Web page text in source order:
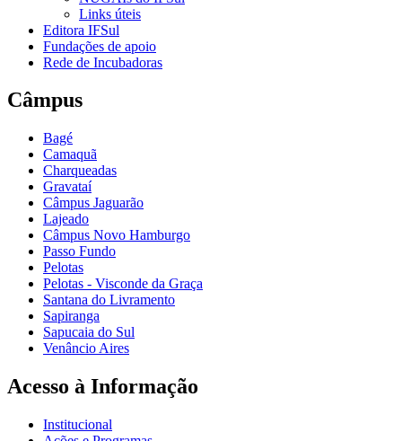
Links úteis
Editora IFSul
Fundações de apoio
Rede de Incubadoras
Câmpus
Bagé
Camaquã
Charqueadas
Gravataí
Câmpus Jaguarão
Lajeado
Câmpus Novo Hamburgo
Passo Fundo
Pelotas
Pelotas - Visconde da Graça
Santana do Livramento
Sapiranga
Sapucaia do Sul
Venâncio Aires
Acesso à Informação
Institucional